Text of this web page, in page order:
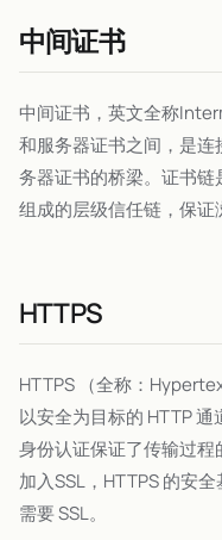
中间证书
中间证书，英文全称
和服务器证书之间，是
务器证书的桥梁。证书
组成的层级信任链，保证
HTTPS
HTTPS （全称：
以安全为目标的 HTTP
身份认证保证了传输过程
加入SSL，HTTPS 的安
需要 SSL。